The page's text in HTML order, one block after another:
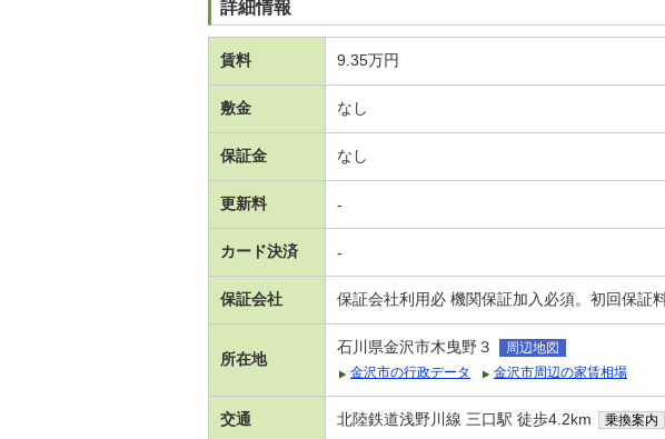
詳細情報
賃料 9.35万円
敷金 なし
保証金 なし
更新料 -
カード決済 -
保証会社 保証会社利用必 機関保証加入必須。初回保証
所在地
石川県金沢市木曳野３
周辺地図
金沢市の行政データ
金沢市周辺の家賃相場
交通 北陸鉄道浅野川線 三口駅 徒歩4.2km 乗換案内